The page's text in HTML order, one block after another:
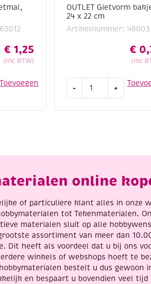
€ 1,25
(Inc BTW)
Toevoegen
OUTLET Gietvorm
24 x 22 cm
Artikelnummer: 48003
€
(Inc
-
Gietvorm
aantal
+
online
of particuliere klant alles in onze
tot Tekenmaterialen.
materialen sluit op alle
assortiment van meer dan
Dit heeft als voordeel dat u bij ons
winkels of webshops hoeft te
bestelt u dus gewoon
en bespaart u bovendien veel tijd